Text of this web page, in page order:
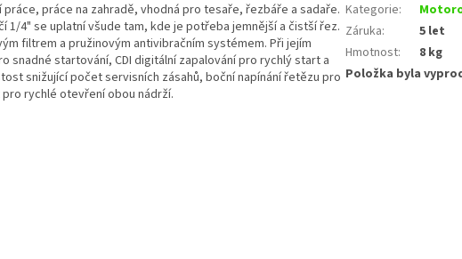
práce na zahradě, vhodná pro tesaře, řezbáře a sadaře.
1/4" se uplatní všude tam, kde je potřeba jemnější a čistší řez.
filtrem a pružinovým antivibračním systémem. Při jejím
snadné startování, CDI digitální zapalování pro rychlý start a
snižující počet servisních zásahů, boční napínání řetězu pro
rychlé otevření obou nádrží.
Kategorie:
Záruka:
5 let
Hmotnost:
8 kg
Položka byla